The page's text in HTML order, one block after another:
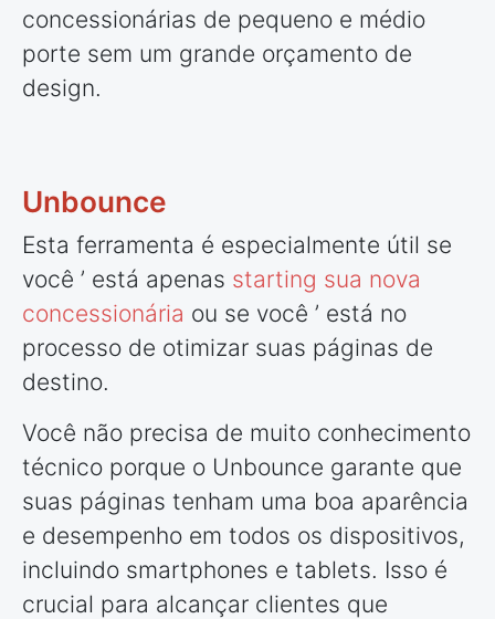
concessionárias de pequeno e médio
porte sem um grande orçamento de
design.
Unbounce
Esta ferramenta é especialmente útil se
você ’ está apenas starting sua nova
concessionária ou se você ’ está no
processo de otimizar suas páginas de
destino.
Você não precisa de muito conhecimento
técnico porque o Unbounce garante que
suas páginas tenham uma boa aparência
e desempenho em todos os dispositivos,
incluindo smartphones e tablets. Isso é
crucial para alcançar clientes que